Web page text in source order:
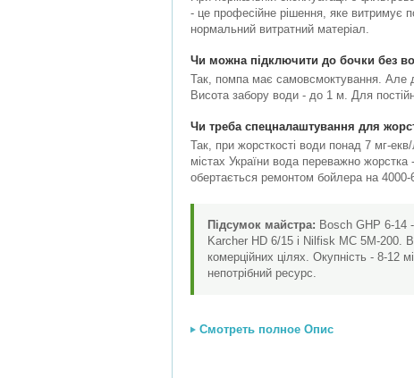
- це професійне рішення, яке витримує
нормальний витратний матеріал.
Чи можна підключити до бочки без
Так, помпа має самовсмоктування. Але
Висота забору води - до 1 м. Для
Чи треба спецналаштування для
Так, при жорсткості води понад 7 мг-
містах України вода переважно жорстка
обертається ремонтом бойлера на 4000-
Підсумок майстра: Bosch GHP 6-14
Karcher HD 6/15 і Nilfisk MC 5M-200.
комерційних цілях. Окупність - 8-12
непотрібний ресурс.
Смотреть полное Опис